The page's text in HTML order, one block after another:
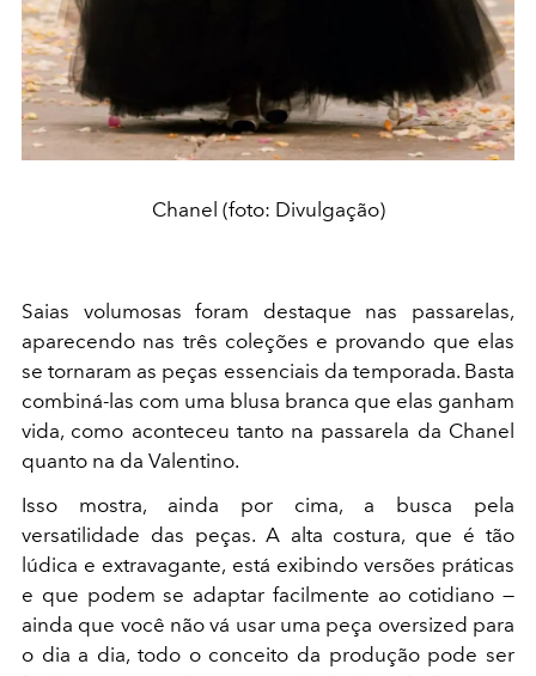
Chanel (foto: Divulgação)
Saias volumosas foram destaque nas passarelas,
aparecendo nas três coleções e provando que elas
se tornaram as peças essenciais da temporada. Basta
combiná-las com uma blusa branca que elas ganham
vida, como aconteceu tanto na passarela da Chanel
quanto na da Valentino.
Isso mostra, ainda por cima, a busca pela
versatilidade das peças. A alta costura, que é tão
lúdica e extravagante, está exibindo versões práticas
e que podem se adaptar facilmente ao cotidiano —
ainda que você não vá usar uma peça oversized para
o dia a dia, todo o conceito da produção pode ser